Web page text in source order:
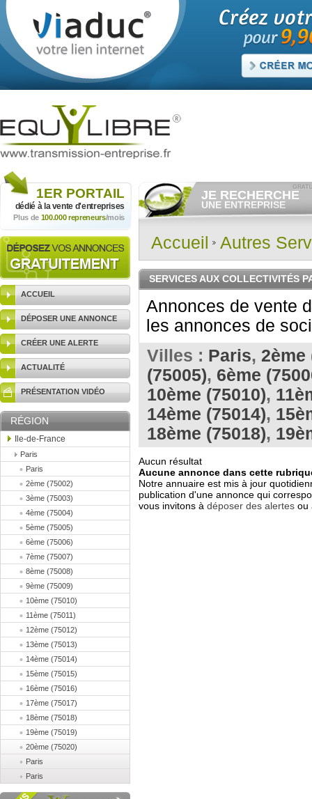
1ER PORTAIL
dédié à la vente d'entreprises
Plus de 100.000 repreneurs/mois
ACCUEIL
DÉPOSER UNE ANNONCE
CRÉER UNE ALERTE
ACTUALITÉ
PRÉSENTATION VIDÉO
RÉGION
Ile-de-France
Paris
Paris
2ème (75002)
3ème (75003)
4ème (75004)
5ème (75005)
6ème (75006)
7ème (75007)
8ème (75008)
9ème (75009)
10ème (75010)
11ème (75011)
12ème (75012)
13ème (75013)
14ème (75014)
15ème (75015)
16ème (75016)
17ème (75017)
18ème (75018)
19ème (75019)
20ème (75020)
Paris
Paris
JE RECHERCHE
UNE ENTREPRISE
Consulter gratuitementles
vendre.
Et/ou déposergratuitement
RECHERCHER UNE
ANNONCE
Accueil Autres
SERVICES AUX COLLECTIVITÉS
Annonces de vente
les annonces de
Villes : Paris, 2ème
(75005), 6ème
10ème (75010),
14ème (75014),
18ème (75018),
Aucun résultat
Aucune annonce dans cette
Notre annuaire est mis à jour
publication d'une annonce qui
vous invitons à déposer des alertes ou